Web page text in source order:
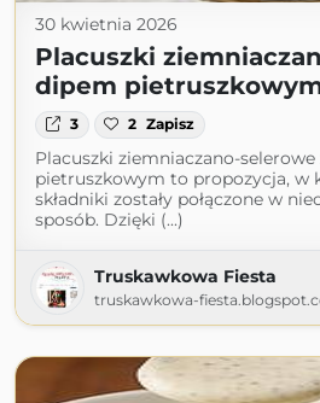
30 kwietnia 2026
Placuszki
dipem
3 2 Zapisz
Placuszki ziemniaczano-
pietruszkowym to propozycja, w
składniki zostały połączone w
sposób. Dzięki (...)
Truskawkowa Fiesta
truskawkowa-